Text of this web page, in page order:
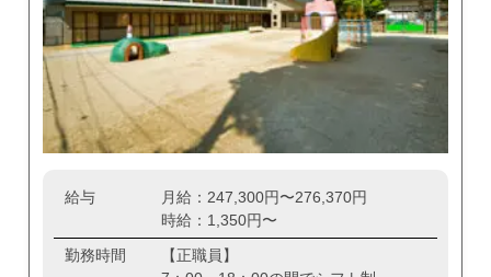
給与
月給：247,300円〜276,370円
時給：1,350円〜
勤務時間
【正職員】